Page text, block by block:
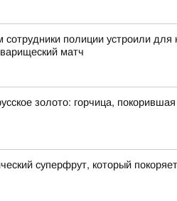
полиции устроили
матч
золото: горчица,
суперфрут, который